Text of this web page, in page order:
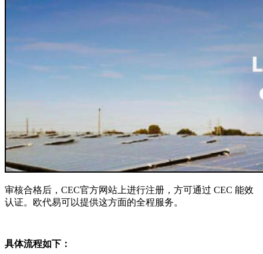
审核合格后，CEC官方网站上进行注册，方可通过 CEC 能效
认证。欧代易可以提供这方面的全程服务。
具体流程如下：